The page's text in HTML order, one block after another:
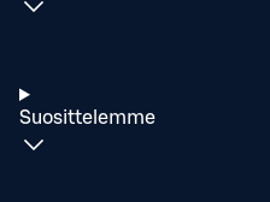
Suosittelemme